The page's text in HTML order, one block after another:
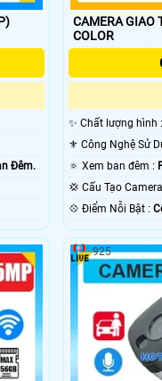
Ðêm.
CAMERA GIAO
COLOR
✨ Chất lượng hình :
🔅 Xem ban đêm :
💢 Cấu Tạo Camera
️💠 Điểm Nỗi Bật :
925